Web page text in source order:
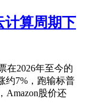
计算周期下
在2026年至今的
约7%，跑输标普
Amazon股价还